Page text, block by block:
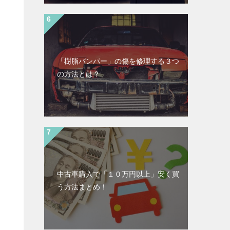
「樹脂バンパー」の傷を修理する３つ
の方法とは？
中古車購入で「１０万円以上」安く買
う方法まとめ！